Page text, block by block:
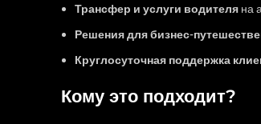
Трансфер и услуги водителя на
Решения для бизнес-
Круглосуточная поддержка
Кому это подходит?